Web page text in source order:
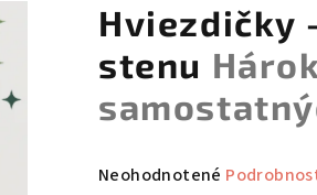
Hviezdičky
stenu
Priemerné
Neohodnotené